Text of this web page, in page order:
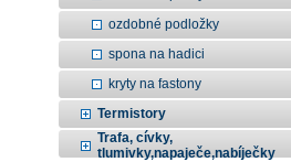
ozdobné podložky
spona na hadici
kryty na fastony
Termistory
Trafa, cívky,
tlumivky,napaječe,nabíječky